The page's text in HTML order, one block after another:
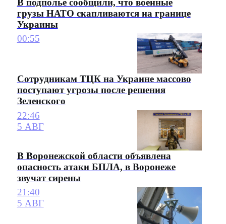
В подполье сообщили, что военные
грузы НАТО скапливаются на границе
Украины
00:55
Сотрудникам ТЦК на Украине массово
поступают угрозы после решения
Зеленского
22:46
5 АВГ
В Воронежской области объявлена
опасность атаки БПЛА, в Воронеже
звучат сирены
21:40
5 АВГ